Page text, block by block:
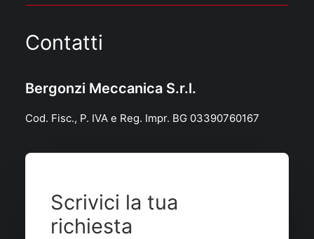
Contatti
Bergonzi Meccanica S.r.l.
Cod. Fisc., P. IVA e Reg. Impr. BG 03390760167
Scrivici la tua
richiesta